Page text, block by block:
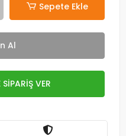
Sepete Ekle
Al
VER